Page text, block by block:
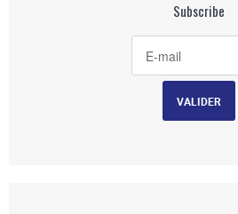
Subscribe